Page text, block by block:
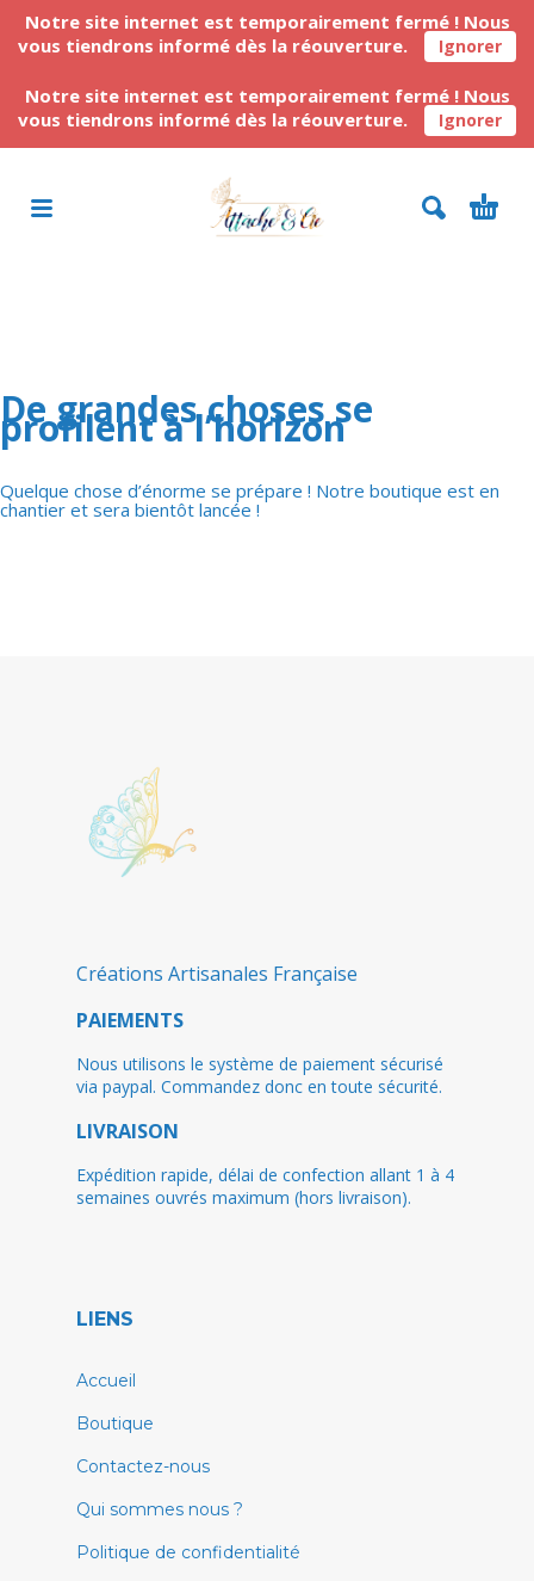
Notre site internet est temporairement fermé ! Nous
vous tiendrons informé dès la réouverture.
Ignorer
Notre site internet est temporairement fermé ! Nous
vous tiendrons informé dès la réouverture.
Ignorer
De grandes choses se
profilent à l’horizon
Quelque chose d’énorme se prépare ! Notre boutique est en
chantier et sera bientôt lancée !
Créations Artisanales Française
PAIEMENTS
Nous utilisons le système de paiement sécurisé
via paypal. Commandez donc en toute sécurité.
LIVRAISON
Expédition rapide, délai de confection allant 1 à 4
semaines ouvrés maximum (hors livraison).
LIENS
Accueil
Boutique
Contactez-nous
Qui sommes nous ?
Politique de confidentialité